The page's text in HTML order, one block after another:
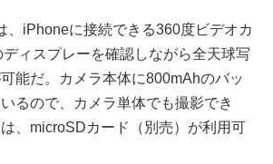
iPhoneに接続できる360度ビデオカ
ィスプレーを確認しながら全天球写
能だ。カメラ本体に800mAhのバッ
るので、カメラ単体でも撮影でき
、microSDカード（別売）が利用可